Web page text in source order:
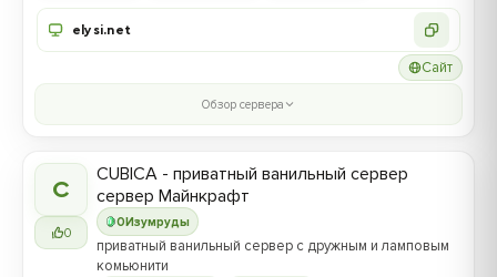
elysi.net
Сайт
Обзор сервера
C
0
0Изумруды
CUBICA - приватный ванильный сервер
сервер Майнкрафт
приватный ванильный сервер с дружным и ламповым
комьюнити